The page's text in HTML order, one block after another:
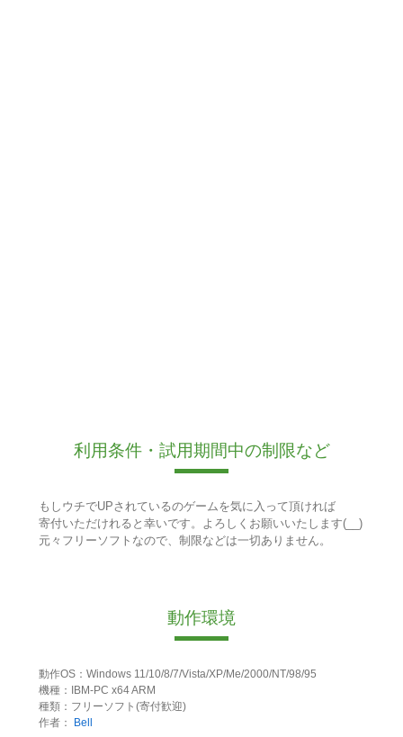
利用条件・試用期間中の制限など
もしウチでUPされているのゲームを気に入って頂ければ
寄付いただけれると幸いです。よろしくお願いいたします(__)
元々フリーソフトなので、制限などは一切ありません。
動作環境
動作OS：Windows 11/10/8/7/Vista/XP/Me/2000/NT/98/95
機種：IBM-PC x64 ARM
種類：フリーソフト(寄付歓迎)
作者：
Bell